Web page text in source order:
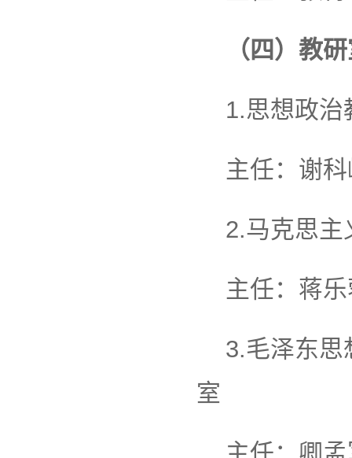
（四）教
1.思想政治
主任：谢
2.马克思主
主任：蒋
3.毛泽东思
室